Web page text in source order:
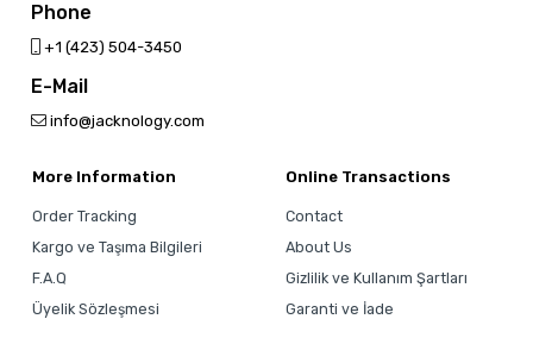
Phone
‎+1 (423) 504-3450
E-Mail
info@jacknology.com
More Information
Order Tracking
Kargo ve Taşıma Bilgileri
F.A.Q
Üyelik Sözleşmesi
Online Transactions
Contact
About Us
Gizlilik ve Kullanım Şartları
Garanti ve İade